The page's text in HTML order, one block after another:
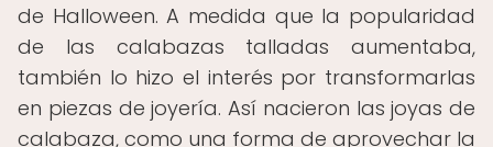
de Halloween. A medida que la popularidad
de las calabazas talladas aumentaba,
también lo hizo el interés por transformarlas
en piezas de joyería. Así nacieron las joyas de
calabaza, como una forma de aprovechar la